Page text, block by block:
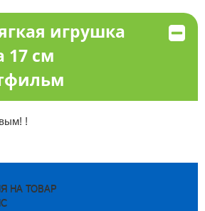
игрушка
17 см
!
НА ТОВАР